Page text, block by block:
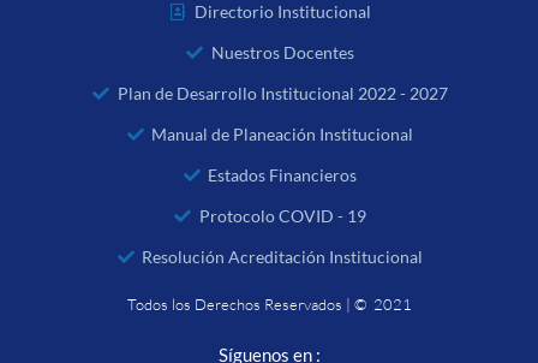
Directorio Institucional
Nuestros Docentes
Plan de Desarrollo Institucional 2022 - 2027
Manual de Planeación Institucional
Estados Financieros
Protocolo COVID - 19
Resolución Acreditación Institucional
Todos los Derechos Reservados | © 2021
Síguenos en :